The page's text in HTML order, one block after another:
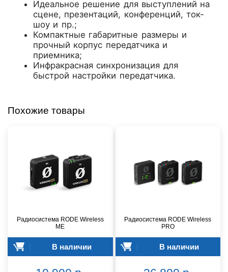
Идеальное решение для выступлений на
сцене, презентаций, конференций, ток-
шоу и пр.;
Компактные габаритные размеры и
прочный корпус передатчика и
приемника;
Инфракрасная синхронизация для
быстрой настройки передатчика.
Похожие товары
Радиосистема RODE Wireless
ME
В наличии
Радиосистема RODE Wireless
PRO
В наличии